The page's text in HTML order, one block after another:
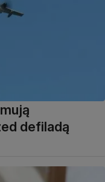
defiladą